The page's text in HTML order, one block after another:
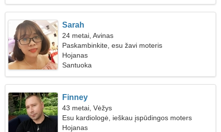
Sarah
24 metai, Avinas
Paskambinkite, esu žavi moteris
Hojanas
Santuoka
Finney
43 metai, Vėžys
Esu kardiologė, ieškau įspūdingos moters
Hojanas